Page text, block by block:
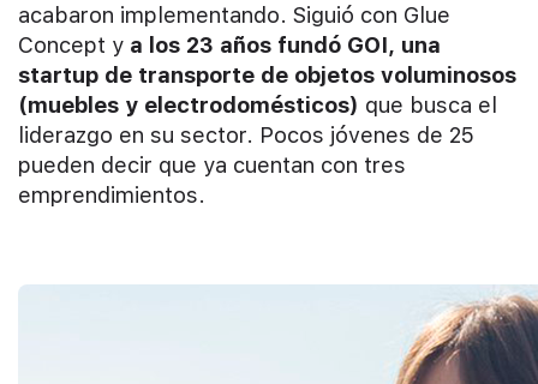
acabaron implementando. Siguió con Glue
Concept y a los 23 años fundó GOI, una
startup de transporte de objetos voluminosos
(muebles y electrodomésticos) que busca el
liderazgo en su sector. Pocos jóvenes de 25
pueden decir que ya cuentan con tres
emprendimientos.